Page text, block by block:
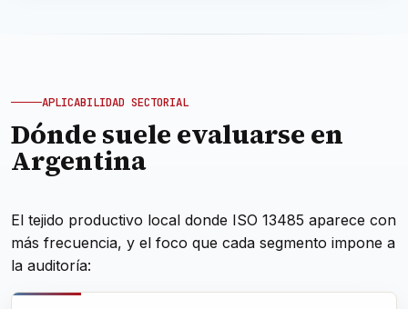
APLICABILIDAD SECTORIAL
Dónde suele evaluarse en
Argentina
El tejido productivo local donde ISO 13485 aparece con
más frecuencia, y el foco que cada segmento impone a
la auditoría: